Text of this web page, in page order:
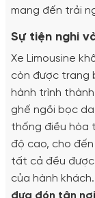
mang đến trải
Sự tiện nghi
Xe Limousine
còn được trang
hành trình
ghế ngồi bọc
thống điều hòa
độ cao, cho
tất cả đều
của hành
đưa đón tận nơi